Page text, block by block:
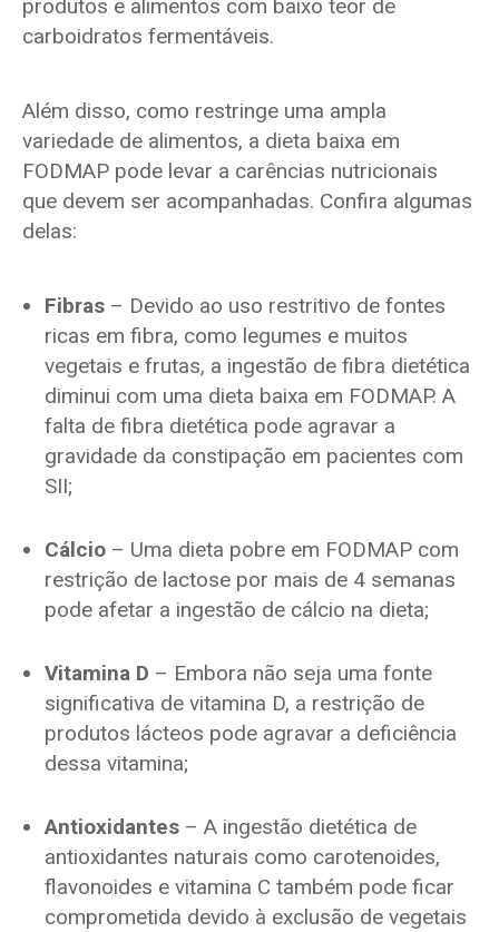
produtos e alimentos com baixo teor de
carboidratos fermentáveis.
Além disso, como restringe uma ampla
variedade de alimentos, a dieta baixa em
FODMAP pode levar a carências nutricionais
que devem ser acompanhadas. Confira algumas
delas:
Fibras – Devido ao uso restritivo de fontes
ricas em fibra, como legumes e muitos
vegetais e frutas, a ingestão de fibra dietética
diminui com uma dieta baixa em FODMAP. A
falta de fibra dietética pode agravar a
gravidade da constipação em pacientes com
SII;
Cálcio – Uma dieta pobre em FODMAP com
restrição de lactose por mais de 4 semanas
pode afetar a ingestão de cálcio na dieta;
Vitamina D – Embora não seja uma fonte
significativa de vitamina D, a restrição de
produtos lácteos pode agravar a deficiência
dessa vitamina;
Antioxidantes – A ingestão dietética de
antioxidantes naturais como carotenoides,
flavonoides e vitamina C também pode ficar
comprometida devido à exclusão de vegetais